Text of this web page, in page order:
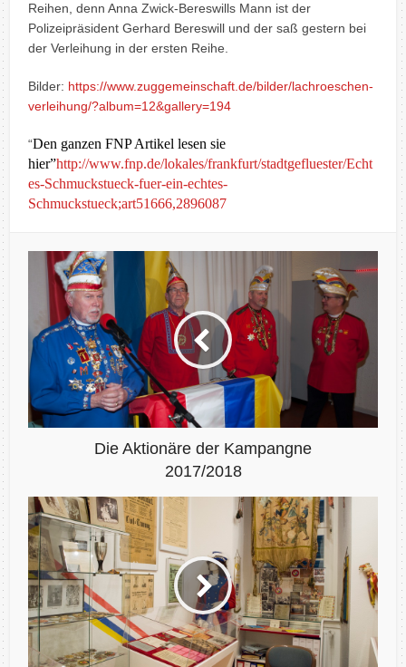
Reihen, denn Anna Zwick-Bereswills Mann ist der
Polizeipräsident Gerhard Bereswill und der saß gestern bei
der Verleihung in der ersten Reihe.
Bilder: https://www.zuggemeinschaft.de/bilder/lachroeschen-
verleihung/?album=12&gallery=194
“Den ganzen FNP Artikel lesen sie
hier”http://www.fnp.de/lokales/frankfurt/stadtgefluester/Echt
es-Schmuckstueck-fuer-ein-echtes-
Schmuckstueck;art51666,2896087
Die Aktionäre der Kampangne
2017/2018